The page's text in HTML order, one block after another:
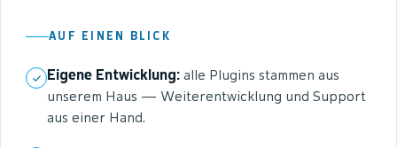
AUF EINEN BLICK
Eigene Entwicklung: alle Plugins stammen aus
unserem Haus — Weiterentwicklung und Support
aus einer Hand.